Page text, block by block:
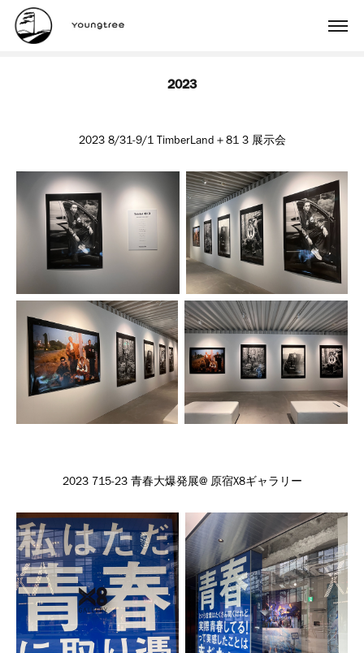
2023
2023 8/31-9/1 TimberLand＋81 3 展示会
2023 715-23 青春大爆発展@ 原宿X8ギャラリー